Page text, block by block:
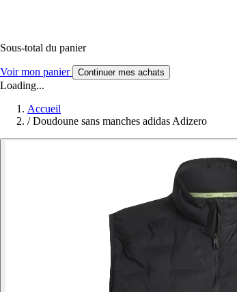
Sous-total du panier
Voir mon panier Continuer mes achats
Loading...
Accueil
/ Doudoune sans manches adidas Adizero